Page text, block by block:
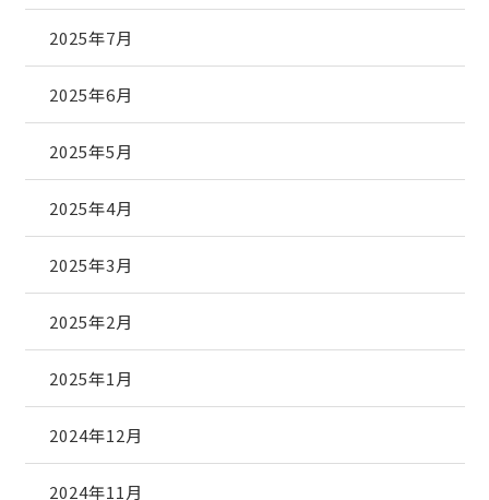
2025年7月
2025年6月
2025年5月
2025年4月
2025年3月
2025年2月
2025年1月
2024年12月
2024年11月